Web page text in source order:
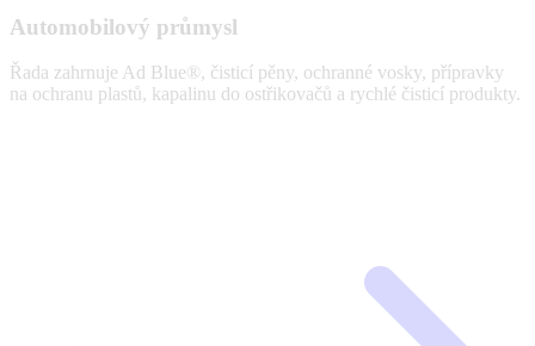
Automobilový průmysl
Řada zahrnuje Ad Blue®, čisticí pěny, ochranné vosky, přípravky
na ochranu plastů, kapalinu do ostřikovačů a rychlé čisticí produkty.